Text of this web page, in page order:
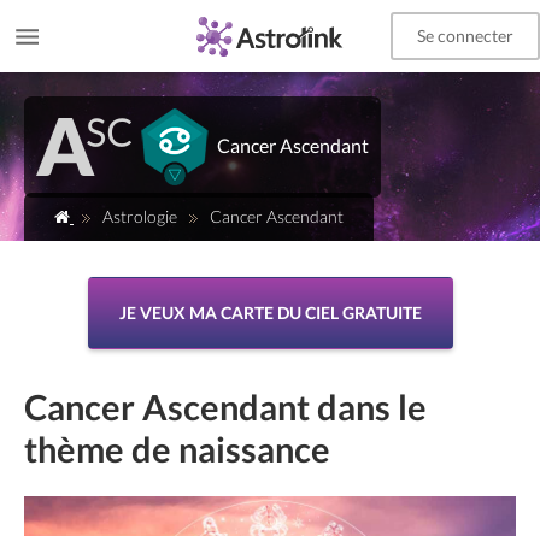
Se connecter
Cancer Ascendant
Astrologie Cancer Ascendant
JE VEUX MA CARTE DU CIEL GRATUITE
Cancer Ascendant dans le
thème de naissance